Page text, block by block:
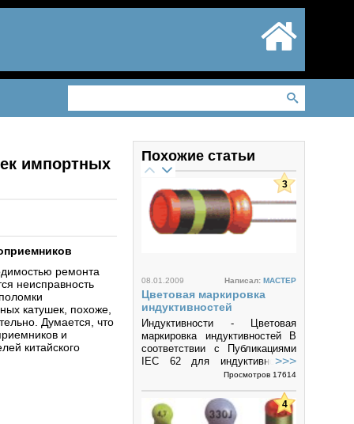
импортных
ремонта
неисправность
катушек, похоже,
Думается, что
и
китайского
Похожие статьи
08.01.2009 Написал: MACTEP
Цветовая маркировка
индуктивностей
Индуктивности - Цветовая
маркировка индуктивностей В
соответствии с Публикациями
IЕС 62 для индуктивностей
кодируется номинальное
>>>
Просмотров 17614
3
4